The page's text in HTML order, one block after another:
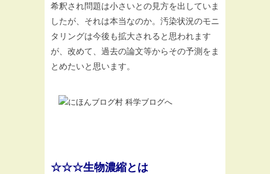
希釈され問題は小さいとの見方を出していま
したが、それは本当なのか。汚染状況のモニ
タリングは今後も拡大されると思われます
が、改めて、過去の論文等からその予測をま
とめたいと思います。
☆☆☆生物濃縮とは